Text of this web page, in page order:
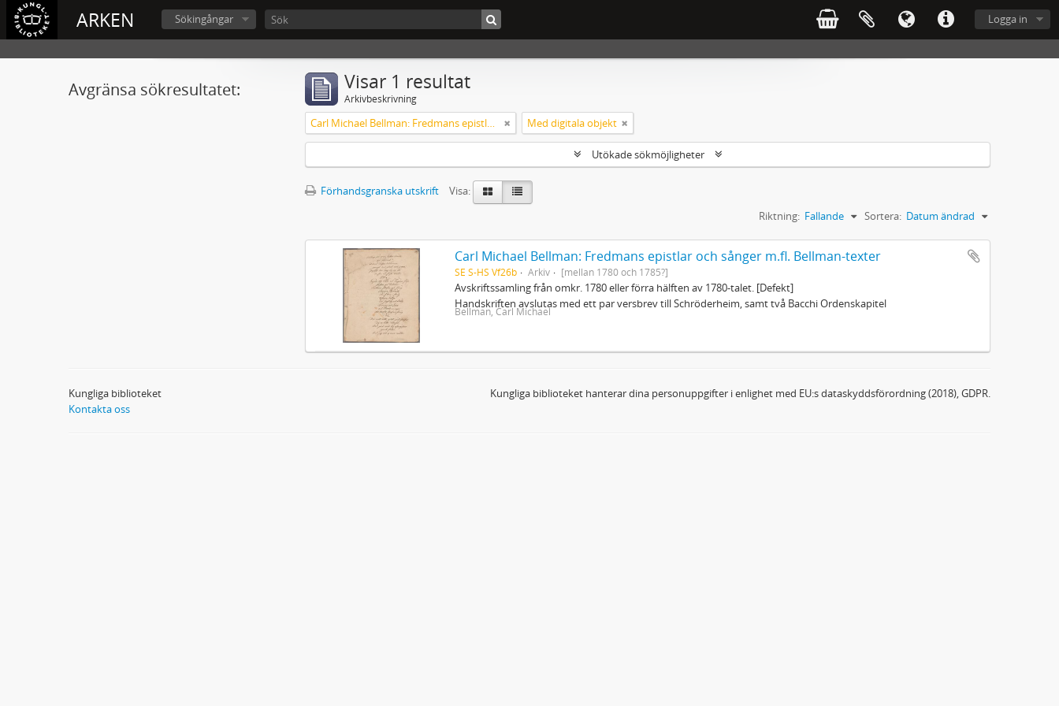
ARKEN Logga in
Sökingångar
Avgränsa sökresultatet: Visar 1 resultat
Arkivbeskrivning
Carl Michael Bellman: Fredmans epistlar och sånger m.fl. Bellman-texter Med digitala objekt
Utökade sökmöjligheter
Förhandsgranska utskrift
Visa:
Sortera: Datum ändrad
Riktning: Fallande
Carl Michael Bellman: Fredmans epistlar och sånger m.fl. Bellman-texter
SE S-HS Vf26b Arkiv [mellan 1780 och 1785?]
Avskriftssamling från omkr. 1780 eller förra hälften av 1780-talet. [Defekt]
Handskriften avslutas med ett par versbrev till Schröderheim, samt två Bacchi Ordenskapitel
Bellman, Carl Michael
Kungliga biblioteket
Kontakta oss
Kungliga biblioteket hanterar dina personuppgifter i enlighet med EU:s dataskyddsförordning (2018), GDPR.